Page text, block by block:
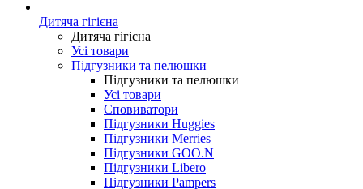
Дитяча гігієна
Дитяча гігієна
Усі товари
Підгузники та пелюшки
Підгузники та пелюшки
Усі товари
Сповиватори
Підгузники Huggies
Підгузники Merries
Підгузники GOO.N
Підгузники Libero
Підгузники Pampers